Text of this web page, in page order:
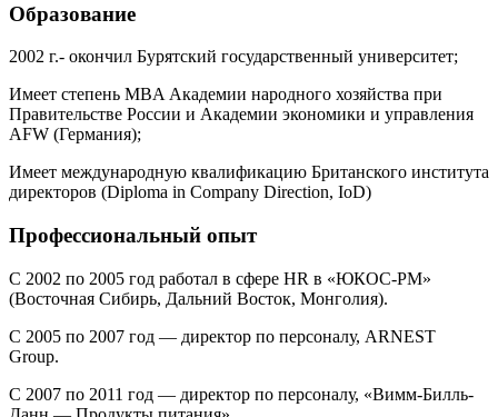
Образование
2002 г.- окончил Бурятский государственный университет;
Имеет степень MBA Академии народного хозяйства при
Правительстве России и Академии экономики и управления
AFW (Германия);
Имеет международную квалификацию Британского института
директоров (Diploma in Company Direction, IoD)
Профессиональный опыт
С 2002 по 2005 год работал в сфере HR в «ЮКОС-РМ»
(Восточная Сибирь, Дальний Восток, Монголия).
С 2005 по 2007 год — директор по персоналу, ARNEST
Group.
С 2007 по 2011 год — директор по персоналу, «Вимм-Билль-